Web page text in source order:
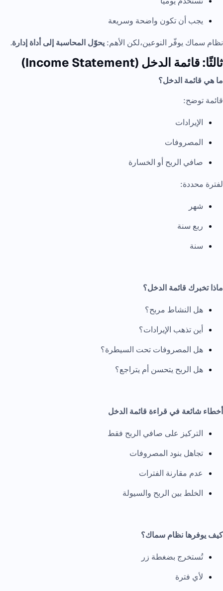
يجب أن تكون واضحة وسريعة
نظام سماك يوفّر النوعين،لكن الأهم:يحوّل المحاسبة إلى أداة إدارة.
ثالثًا: قائمة الدخل (Income Statement)
ما هي قائمة الدخل؟
قائمة توضح:
الإيرادات
المصروفات
صافي الربح أو الخسارة
لفترة محددة:
شهر
ربع سنة
سنة
ماذا تخبرك قائمة الدخل؟
هل النشاط مربح؟
أين تذهب الإيرادات؟
هل المصروفات تحت السيطرة؟
هل الربح يتحسن أم يتراجع؟
أخطاء شائعة في قراءة قائمة الدخل
التركيز على صافي الربح فقط
تجاهل بنود المصروفات
عدم مقارنة الفترات
الخلط بين الربح والسيولة
كيف يوفرها نظام سماك؟
تُستخرج بضغطة زر
لأي فترة